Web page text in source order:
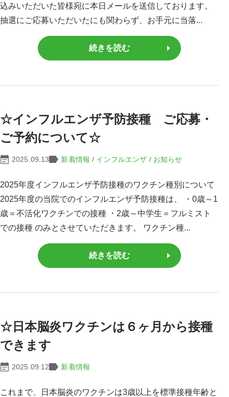
込みいただいた皆様宛に本日メールを送信しております。
抽選にご応募いただいたにも関わらず、お手元に当落...
続きを読む
☆インフルエンザ予防接種 ご応募・
ご予約について☆
2025.09.13 新着情報 / インフルエンザ / お知らせ
2025年度インフルエンザ予防接種のワクチン種別について
2025年度の当院でのインフルエンザ予防接種は、 ・0歳～1
歳＝不活化ワクチンでの接種 ・2歳～中学生＝フルミスト
での接種 のみとさせていただきます。 ワクチン種...
続きを読む
☆日本脳炎ワクチンは６ヶ月から接種
できます
2025.09.12 新着情報
これまで、日本脳炎のワクチンは3歳以上を標準接種年齢と